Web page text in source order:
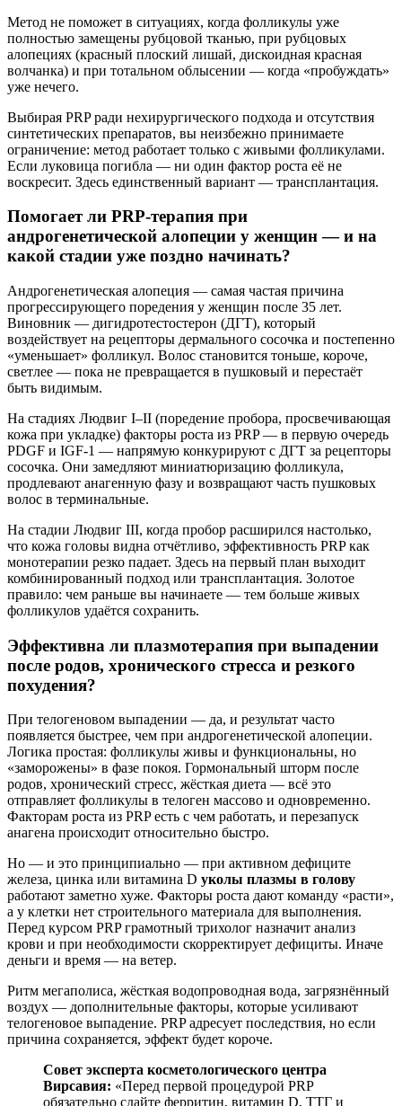
Метод не поможет в ситуациях, когда фолликулы уже
полностью замещены рубцовой тканью, при рубцовых
алопециях (красный плоский лишай, дискоидная красная
волчанка) и при тотальном облысении — когда «пробуждать»
уже нечего.
Выбирая PRP ради нехирургического подхода и отсутствия
синтетических препаратов, вы неизбежно принимаете
ограничение: метод работает только с живыми фолликулами.
Если луковица погибла — ни один фактор роста её не
воскресит. Здесь единственный вариант — трансплантация.
Помогает ли PRP-терапия при
андрогенетической алопеции у женщин — и на
какой стадии уже поздно начинать?
Андрогенетическая алопеция — самая частая причина
прогрессирующего поредения у женщин после 35 лет.
Виновник — дигидротестостерон (ДГТ), который
воздействует на рецепторы дермального сосочка и постепенно
«уменьшает» фолликул. Волос становится тоньше, короче,
светлее — пока не превращается в пушковый и перестаёт
быть видимым.
На стадиях Людвиг I–II (поредение пробора, просвечивающая
кожа при укладке) факторы роста из PRP — в первую очередь
PDGF и IGF-1 — напрямую конкурируют с ДГТ за рецепторы
сосочка. Они замедляют миниатюризацию фолликула,
продлевают анагенную фазу и возвращают часть пушковых
волос в терминальные.
На стадии Людвиг III, когда пробор расширился настолько,
что кожа головы видна отчётливо, эффективность PRP как
монотерапии резко падает. Здесь на первый план выходит
комбинированный подход или трансплантация. Золотое
правило: чем раньше вы начинаете — тем больше живых
фолликулов удаётся сохранить.
Эффективна ли плазмотерапия при выпадении
после родов, хронического стресса и резкого
похудения?
При телогеновом выпадении — да, и результат часто
появляется быстрее, чем при андрогенетической алопеции.
Логика простая: фолликулы живы и функциональны, но
«заморожены» в фазе покоя. Гормональный шторм после
родов, хронический стресс, жёсткая диета — всё это
отправляет фолликулы в телоген массово и одновременно.
Факторам роста из PRP есть с чем работать, и перезапуск
анагена происходит относительно быстро.
Но — и это принципиально — при активном дефиците
железа, цинка или витамина D уколы плазмы в голову
работают заметно хуже. Факторы роста дают команду «расти»,
а у клетки нет строительного материала для выполнения.
Перед курсом PRP грамотный трихолог назначит анализ
крови и при необходимости скорректирует дефициты. Иначе
деньги и время — на ветер.
Ритм мегаполиса, жёсткая водопроводная вода, загрязнённый
воздух — дополнительные факторы, которые усиливают
телогеновое выпадение. PRP адресует последствия, но если
причина сохраняется, эффект будет короче.
Совет эксперта косметологического центра
Вирсавия: «Перед первой процедурой PRP
обязательно сдайте ферритин, витамин D, ТТГ и